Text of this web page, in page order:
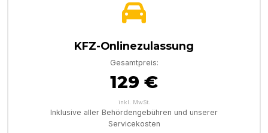
KFZ-Onlinezulassung
Gesamtpreis:
129 €
inkl. MwSt.
Inklusive aller Behördengebühren und unserer
Servicekosten